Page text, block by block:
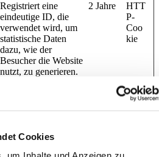
Cookies
Registriert eine
eindeutige ID, die
verwendet wird, um
statistische Daten
dazu, wie der
Besucher die Website
nutzt, zu generieren.
2 Jahre
HTT
P-
Coo
kie
den ersten und letzten
Besuch. Von Google
Analytics verwendet.
HTT
P-